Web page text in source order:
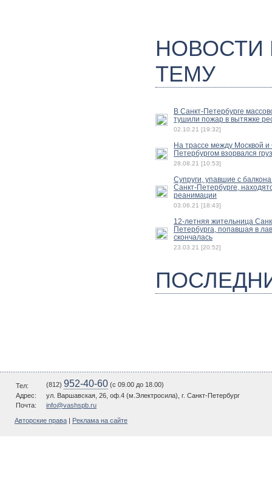
ТЕМУ
В Санкт-Петербурге
тушили пожар в вытяжке
02.10.21 [19:32]
На трассе между Москвой и
Петербургом взорвался
28.08.21 [10:53]
Супруги, упавшие с балкона
Санкт-Петербурге,
реанимации
03.06.21 [18:43]
12-летняя жительница
Петербурга, попавшая в
скончалась
23.03.21 [20:52]
Тел: (812) 952-40-60 (c 09.00 до 18.00)
Адрес:
ул. Варшавская, 26, оф.4 (м.Электросила), г. Санкт-Петербург
Почта:
info@vashspb.ru
Авторские права Реклама на сайте